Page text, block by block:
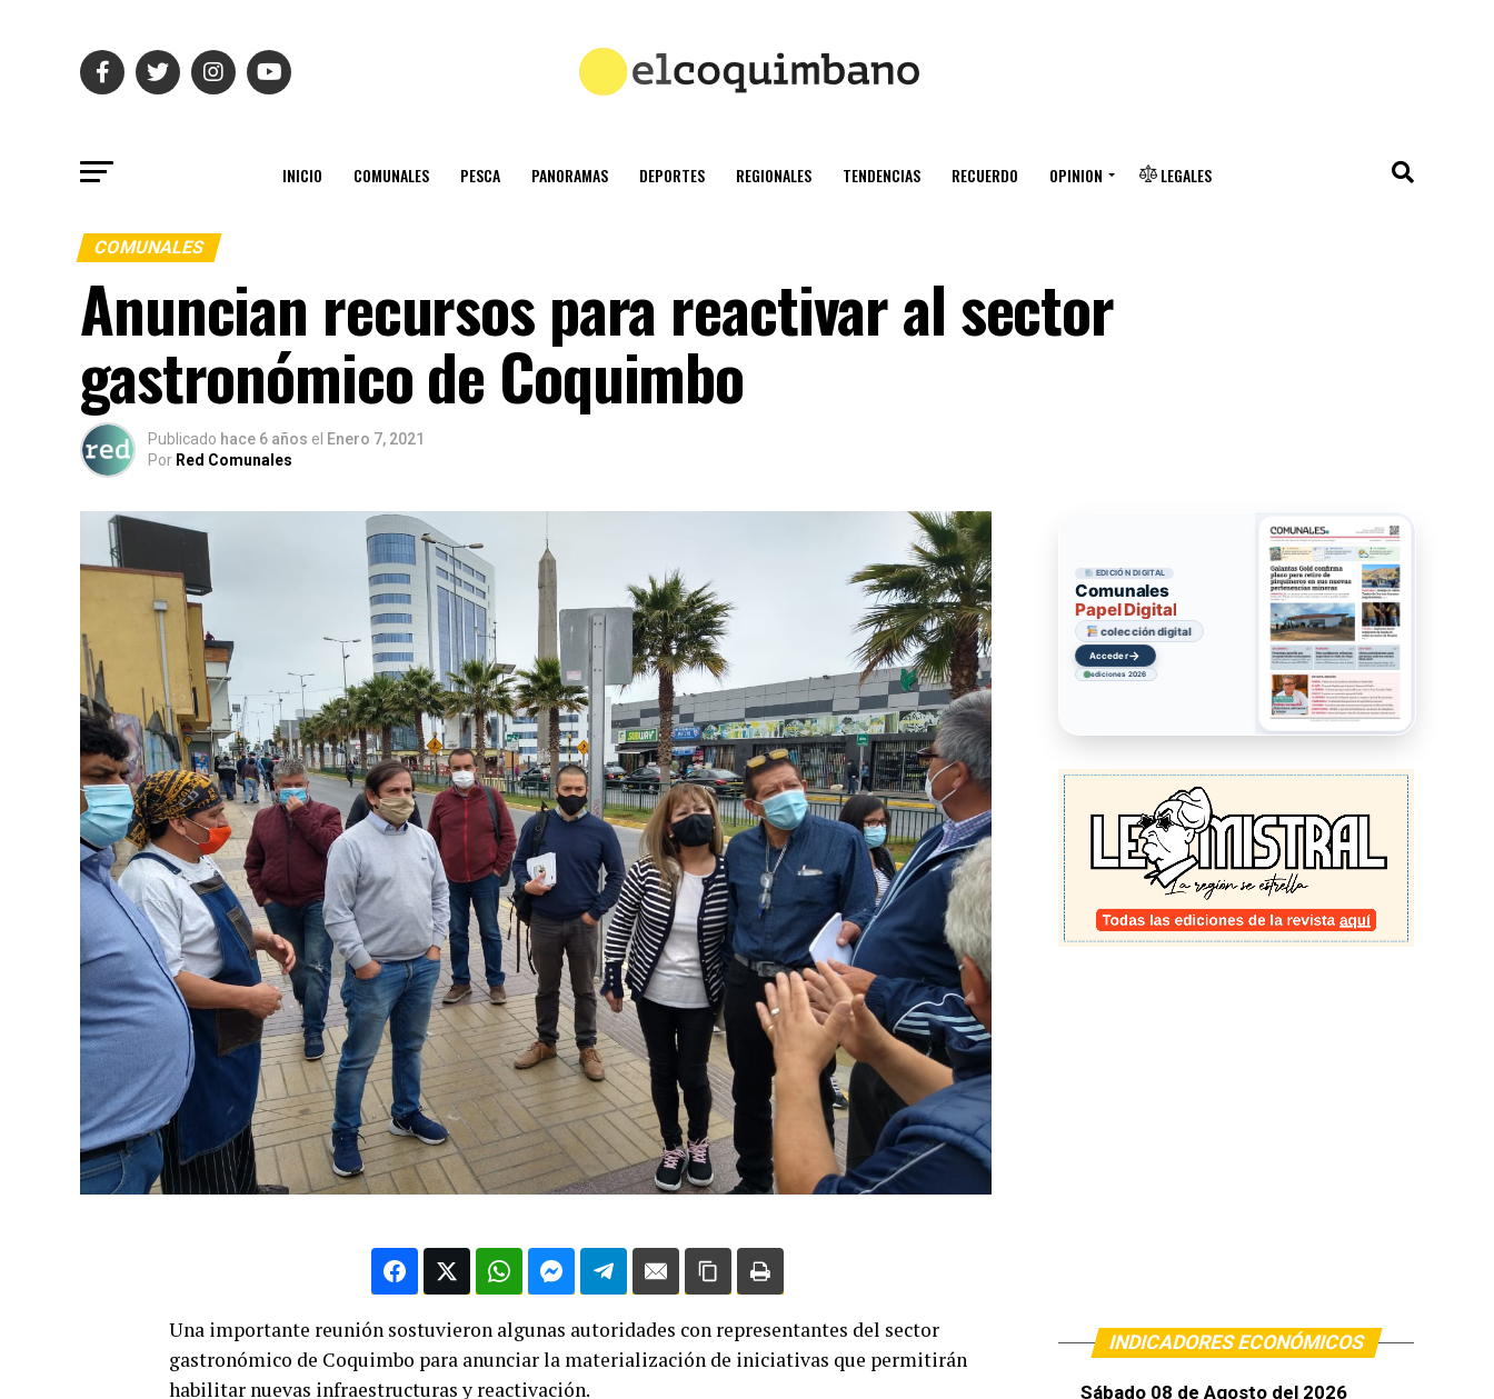
INICIO COMUNALES PESCA PANORAMAS DEPORTES REGIONALES TENDENCIAS RECUERDO OPINION LEGALES
COMUNALES
Anuncian recursos para reactivar al sector
gastronómico de Coquimbo
Publicado hace 6 años el Enero 7, 2021
Por Red Comunales
Una importante reunión sostuvieron algunas autoridades con representantes del sector
gastronómico de Coquimbo para anunciar la materialización de iniciativas que permitirán
habilitar nuevas infraestructuras y reactivación.
EDICIÓN DIGITAL
Comunales
Papel Digital
colección digital
Ir→
ediciones 2026
INDICADORES ECONÓMICOS
Sábado 08 de Agosto del 2026